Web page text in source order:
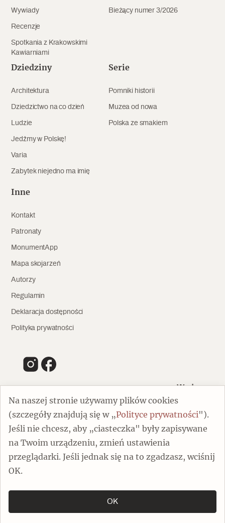
Na naszej stronie używamy plików cookies
(szczegóły znajdują się w „Polityce prywatności").
Jeśli nie chcesz, aby „ciasteczka" były zapisywane
na Twoim urządzeniu, zmień ustawienia
przeglądarki. Jeśli jednak się na to zgadzasz, wciśnij
OK.
OK
Niewykonalne? Nie dla Wawelu
Archeologia
Popularne
Świat
Popularne
Wywiady
Recenzje
Spotkania z Krakowskimi
Kawiarniami
Bieżący numer 3/2026
Dziedziny
Architektura
Dziedzictwo na co dzień
Ludzie
Jedźmy w Polskę!
Varia
Zabytek niejedno ma imię
Serie
Pomniki historii
Muzea od nowa
Polska ze smakiem
Inne
Kontakt
Patronaty
MonumentApp
Mapa skojarzeń
Autorzy
Regulamin
Deklaracja dostępności
Polityka prywatności
Wydawca
00-805 Warszawa
ul. Chmielna 132/134
Dofinansowano ze środków Ministra Kultury i Dziedzictwa
Narodowego
Copyright by Spotkania z Zabytkami